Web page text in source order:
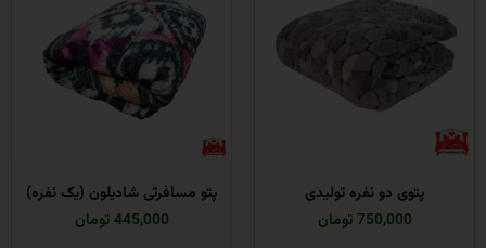
دو نفره تولیدی
پتو مسافرتی شادیلون (یک نفره)